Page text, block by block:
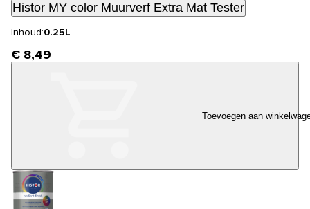
Histor MY color Muurverf Extra Mat Tester
Inhoud:0.25L
€ 8,49
Toevoegen aan